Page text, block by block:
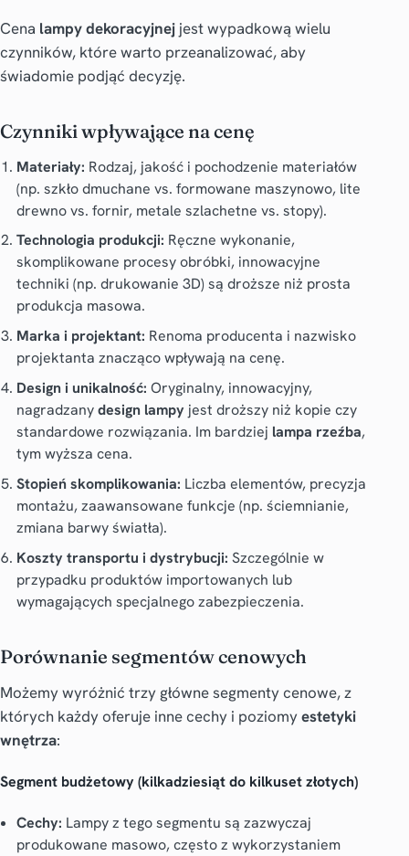
Cena lampy dekoracyjnej jest wypadkową wielu
czynników, które warto przeanalizować, aby
świadomie podjąć decyzję.
Czynniki wpływające na cenę
Materiały: Rodzaj, jakość i pochodzenie materiałów
(np. szkło dmuchane vs. formowane maszynowo, lite
drewno vs. fornir, metale szlachetne vs. stopy).
Technologia produkcji: Ręczne wykonanie,
skomplikowane procesy obróbki, innowacyjne
techniki (np. drukowanie 3D) są droższe niż prosta
produkcja masowa.
Marka i projektant: Renoma producenta i nazwisko
projektanta znacząco wpływają na cenę.
Design i unikalność: Oryginalny, innowacyjny,
nagradzanydesign lampyjest droższy niż kopie czy
standardowe rozwiązania. Im bardziej lampa rzeźba,
tym wyższa cena.
Stopień skomplikowania: Liczba elementów, precyzja
montażu, zaawansowane funkcje (np. ściemnianie,
zmiana barwy światła).
Koszty transportu i dystrybucji: Szczególnie w
przypadku produktów importowanych lub
wymagających specjalnego zabezpieczenia.
Porównanie segmentów cenowych
Możemy wyróżnić trzy główne segmenty cenowe, z
których każdy oferuje inne cechy i poziomyestetyki
wnętrza:
Segment budżetowy (kilkadziesiąt do kilkuset złotych)
Cechy: Lampy z tego segmentu są zazwyczaj
produkowane masowo, często z wykorzystaniem